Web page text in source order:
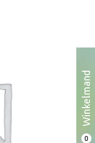
Winkelmand
0